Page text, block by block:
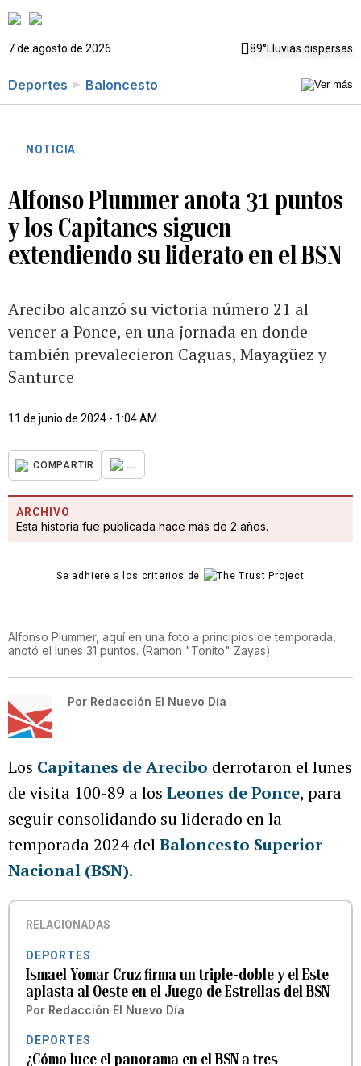
7 de agosto de 2026 89°Lluvias dispersas
Deportes Baloncesto
NOTICIA
Alfonso Plummer anota 31 puntos
y los Capitanes siguen
extendiendo su liderato en el BSN
Arecibo alcanzó su victoria número 21 al
vencer a Ponce, en una jornada en donde
también prevalecieron Caguas, Mayagüez y
Santurce
11 de junio de 2024 - 1:04 AM
COMPARTIR ...
ARCHIVO
Esta historia fue publicada hace más de 2 años.
Se adhiere a los criterios de
Alfonso Plummer, aquí en una foto a principios de temporada,
anotó el lunes 31 puntos. (Ramon "Tonito" Zayas)
Por Redacción El Nuevo Día
Los Capitanes de Arecibo derrotaron el lunes
de visita 100-89 a los Leones de Ponce, para
seguir consolidando su liderado en la
temporada 2024 delBaloncesto Superior
Nacional (BSN).
RELACIONADAS
DEPORTES
Ismael Yomar Cruz firma un triple-doble y el Este
aplasta al Oeste en el Juego de Estrellas del BSN
Por Redacción El Nuevo Día
DEPORTES
¿Cómo luce el panorama en el BSN a tres